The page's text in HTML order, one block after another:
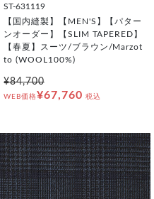
ST-631119
【国内縫製】【MEN'S】【パター
ンオーダー】【SLIM TAPERED】
【春夏】スーツ/ブラウン/Marzot
to (WOOL100%)
¥84,700
WEB価格¥67,760 税込